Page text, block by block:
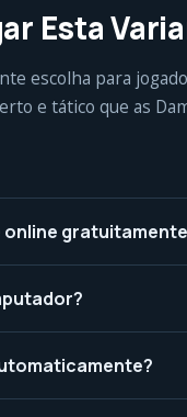
Esta
escolha para
e tático que as